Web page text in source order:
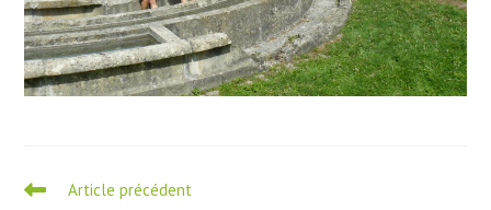
Read
Article précédent